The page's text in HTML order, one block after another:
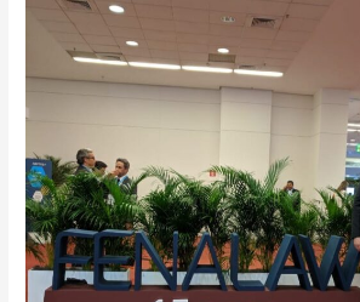
edição
participação
da
e
Moreira